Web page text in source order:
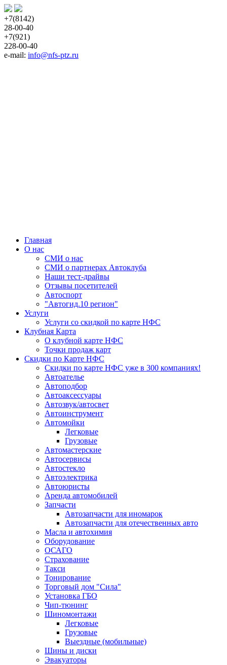
+7(8142)
28-00-40
+7(921)
228-00-40
e-mail: info@nfs-ptz.ru
Главная
О нас
СМИ о нас
СМИ о партнерах Автоклуба
Наши тест-драйвы
Отзывы посетителей
Автоспорт
"Автогид.10 регион"
Услуги
Услуги со скидкой по карте НФС
Клубная Карта
О клубной карте НФС
Точки продаж карт
Скидки по Карте НФС
Скидки по карте НФС уже в 300 компаниях!
Автоателье
Автоподбор
Автоаксессуары
Автозвук/автосвет
Автоинструмент
Автомойки
Легковые
Грузовые
Автомастерские
Автосервисы
Автостекло
Автоэлектрика
Автоюристы
Аренда автомобилей
Запчасти
Автозапчасти для иномарок
Автозапчасти для отечественных авто
Масла и автохимия
Оборудование
ОСАГО
Страхование
Такси
Тонирование
Торговый дом "Сила"
Установка ГБО
Чип-тюнинг
Шиномонтажи
Легковые
Грузовые
Выездные (мобильные)
Шины и диски
Эвакуаторы